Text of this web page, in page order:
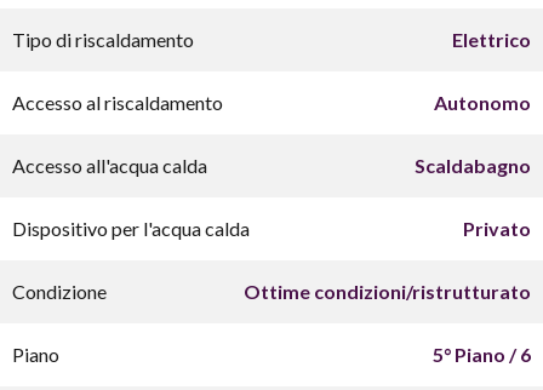
Tipo di riscaldamento Elettrico
Accesso al riscaldamento Autonomo
Accesso all'acqua calda Scaldabagno
Dispositivo per l'acqua calda Privato
Condizione Ottime condizioni/ristrutturato
Piano 5° Piano / 6